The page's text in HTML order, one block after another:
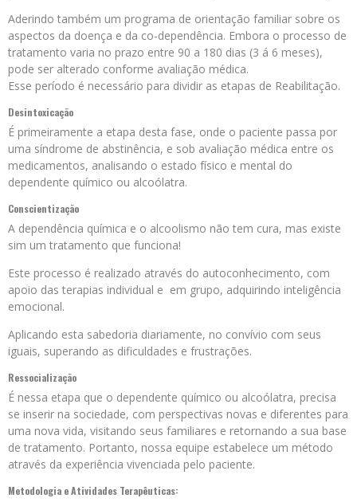
Aderindo também um programa de orientação familiar sobre os
aspectos da doença e da co-dependência. Embora o processo de
tratamento varia no prazo entre 90 a 180 dias (3 á 6 meses),
pode ser alterado conforme avaliação médica.
Esse período é necessário para dividir as etapas de Reabilitação.
Desintoxicação
É primeiramente a etapa desta fase, onde o paciente passa por
uma síndrome de abstinência, e sob avaliação médica entre os
medicamentos, analisando o estado físico e mental do
dependente químico ou alcoólatra.
Conscientização
A dependência química e o alcoolismo não tem cura, mas existe
sim um tratamento que funciona!
Este processo é realizado através do autoconhecimento, com
apoio das terapias individual e em grupo, adquirindo inteligência
emocional.
Aplicando esta sabedoria diariamente, no convívio com seus
iguais, superando as dificuldades e frustrações.
Ressocialização
É nessa etapa que o dependente químico ou alcoólatra, precisa
se inserir na sociedade, com perspectivas novas e diferentes para
uma nova vida, visitando seus familiares e retornando a sua base
de tratamento. Portanto, nossa equipe estabelece um método
através da experiência vivenciada pelo paciente.
Metodologia e Atividades Terapêuticas: